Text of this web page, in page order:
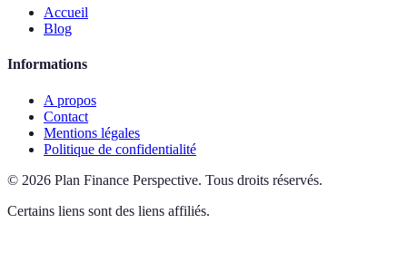
Accueil
Blog
Informations
A propos
Contact
Mentions légales
Politique de confidentialité
© 2026 Plan Finance Perspective. Tous droits réservés.
Certains liens sont des liens affiliés.